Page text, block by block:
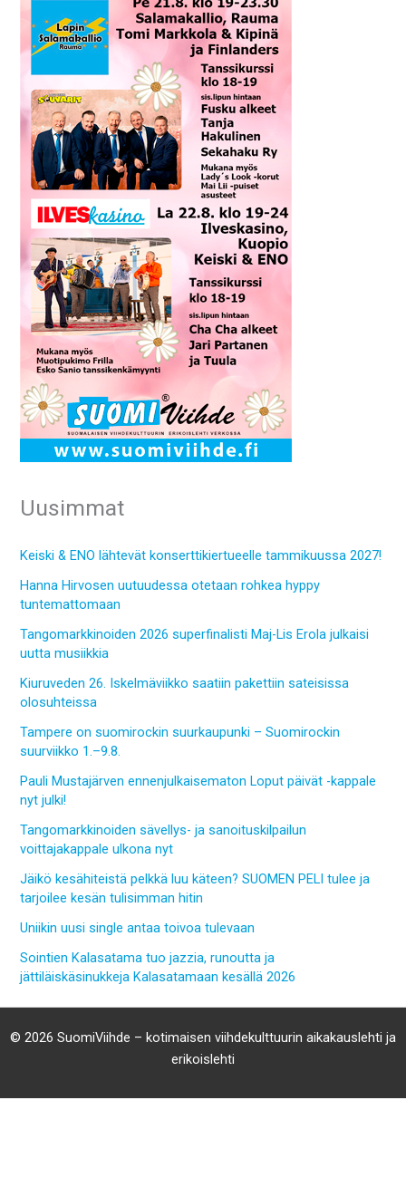
Uusimmat
Keiski & ENO lähtevät konserttikiertueelle tammikuussa 2027!
Hanna Hirvosen uutuudessa otetaan rohkea hyppy
tuntemattomaan
Tangomarkkinoiden 2026 superfinalisti Maj-Lis Erola julkaisi
uutta musiikkia
Kiuruveden 26. Iskelmäviikko saatiin pakettiin sateisissa
olosuhteissa
Tampere on suomirockin suurkaupunki – Suomirockin
suurviikko 1.–9.8.
Pauli Mustajärven ennenjulkaisematon Loput päivät -kappale
nyt julki!
Tangomarkkinoiden sävellys- ja sanoituskilpailun
voittajakappale ulkona nyt
Jäikö kesähiteistä pelkkä luu käteen? SUOMEN PELI tulee ja
tarjoilee kesän tulisimman hitin
Uniikin uusi single antaa toivoa tulevaan
Sointien Kalasatama tuo jazzia, runoutta ja
jättiläiskäsinukkeja Kalasatamaan kesällä 2026
© 2026 SuomiViihde – kotimaisen viihdekulttuurin aikakauslehti ja
erikoislehti